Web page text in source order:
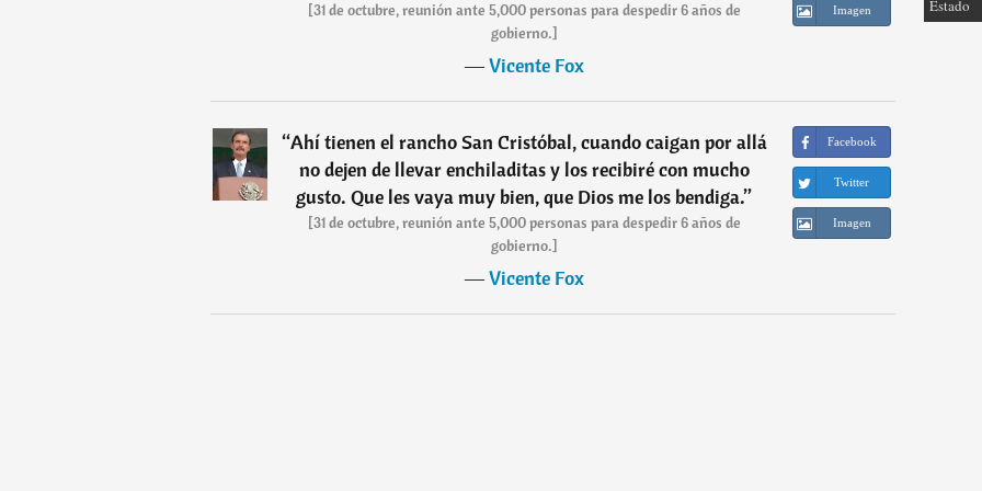
[31 de octubre, reunión ante 5,000 personas para despedir 6 años de
gobierno.]
―Vicente Fox
Imagen
“Ahí tienen el rancho San Cristóbal, cuando caigan por allá
no dejen de llevar enchiladitas y los recibiré con mucho
gusto. Que les vaya muy bien, que Dios me los bendiga.”
[31 de octubre, reunión ante 5,000 personas para despedir 6 años de
gobierno.]
―Vicente Fox
Facebook
Twitter
Imagen
Estado